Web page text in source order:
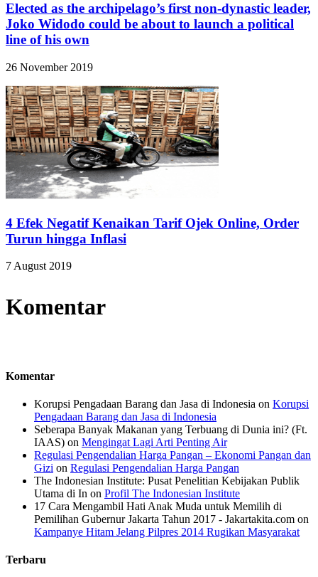
Elected as the archipelago’s first non-dynastic leader,
Joko Widodo could be about to launch a political
line of his own
26 November 2019
4 Efek Negatif Kenaikan Tarif Ojek Online, Order
Turun hingga Inflasi
7 August 2019
Komentar
Komentar
Korupsi Pengadaan Barang dan Jasa di Indonesia on Korupsi
Pengadaan Barang dan Jasa di Indonesia
Seberapa Banyak Makanan yang Terbuang di Dunia ini? (Ft.
IAAS) on Mengingat Lagi Arti Penting Air
Regulasi Pengendalian Harga Pangan – Ekonomi Pangan dan
Gizi on Regulasi Pengendalian Harga Pangan
The Indonesian Institute: Pusat Penelitian Kebijakan Publik
Utama di In on Profil The Indonesian Institute
17 Cara Mengambil Hati Anak Muda untuk Memilih di
Pemilihan Gubernur Jakarta Tahun 2017 - Jakartakita.com on
Kampanye Hitam Jelang Pilpres 2014 Rugikan Masyarakat
Terbaru